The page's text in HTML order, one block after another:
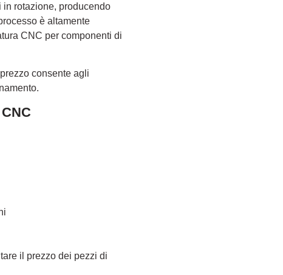
in rotazione, producendo
è altamente
CNC per componenti di
consente agli
il prezzo dei pezzi di